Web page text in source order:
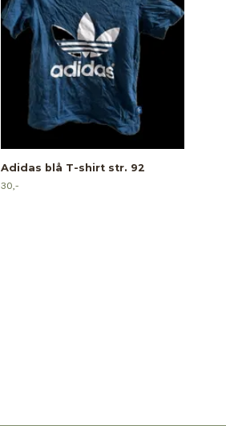
Adidas blå T-shirt str. 92
30,-